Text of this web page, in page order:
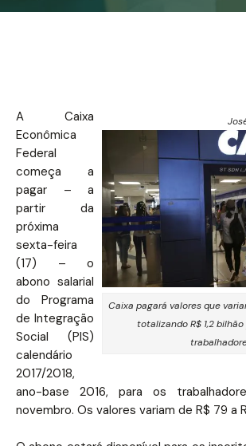
Caixa pagará valores que
totalizando R$ 1,2 bilhão
A Caixa
Econômica
Federal
começa a
pagar – a
partir da
próxima
sexta-feira
(17) – o
abono salarial
do Programa
de Integração
Social (PIS)
calendário
2017/2018,
ano-base 2016, para os
novembro. Os valores variam de R$ 79 a